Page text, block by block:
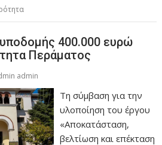
400.000 ευρώ
Περάματος
admin
Τη σύμβαση για την
υλοποίηση του έργου
«Αποκατάσταση,
βελτίωση και επέκταση